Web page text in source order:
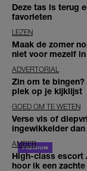
Deze tas is terug
favorieten
LEZEN
Maak de zomer
niet voor mezelf
ADVERTORIAL
Zin om te bingen?
plek op je kijklijst
GOED OM TE WETEN
Verse vis of
ingewikkelder dan
AMBER
High-class escort
hoor ik een zachte